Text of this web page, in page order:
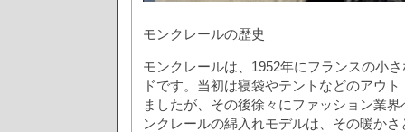
モンクレールの歴史
モンクレールは、1952年にフランスの小
ドです。当初は寝袋やテントなどのアウ
ましたが、その後徐々にファッション業
ンクレールの綿入れモデルは、その暖か